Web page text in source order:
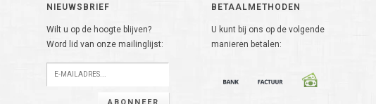
NIEUWSBRIEF
Wilt u op de hoogte blijven?
Word lid van onze mailinglijst:
BETAALMETHODEN
U kunt bij ons op de volgende
manieren betalen: